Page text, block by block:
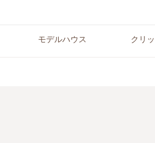
モデルハウス クリ